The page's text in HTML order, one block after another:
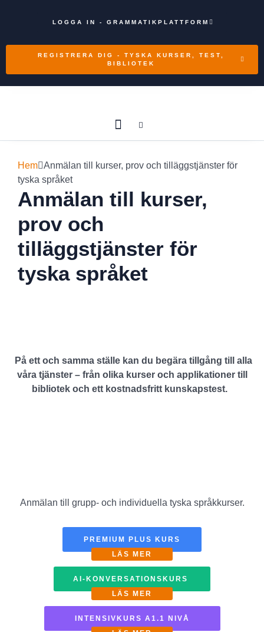
LOGGA IN - GRAMMATIKPLATTFORM
REGISTRERA DIG - TYSKA KURSER, TEST,
BIBLIOTEK
Hem Anmälan till kurser, prov och tilläggstjänster för
tyska språket
Anmälan till kurser,
prov och
tilläggstjänster för
tyska språket
På ett och samma ställe kan du begära tillgång till alla
våra tjänster – från olika kurser och applikationer till
bibliotek och ett kostnadsfritt kunskapstest.
Anmälan till grupp- och individuella tyska språkkurser.
PREMIUM PLUS KURS
LÄS MER
AI-KONVERSATIONSKURS
LÄS MER
INTENSIVKURS A1.1 NIVÅ